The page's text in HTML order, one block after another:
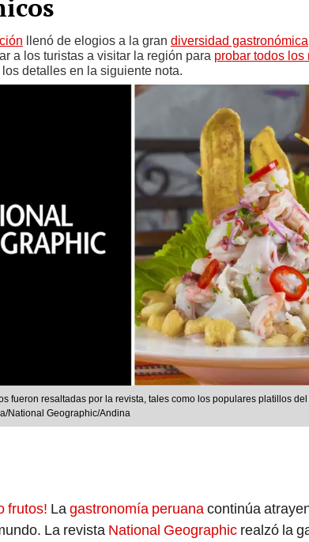
llenó de elogios a la gran diversidad gastronómica
a los turistas a visitar la región para probar todos los
detalles en la siguiente nota.
fueron resaltadas por la revista, tales como los populares platillos del
National Geographic/Andina
frutos! Lagastronomía peruanacontinúa
La revista National Geographic realzó la